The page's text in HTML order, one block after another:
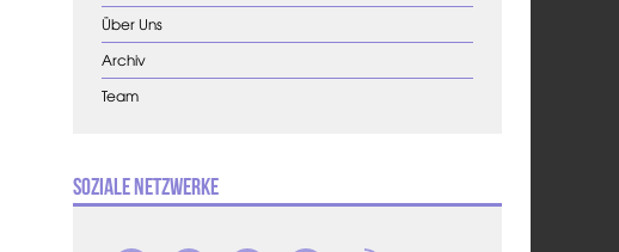
Über Uns
Archiv
Team
Soziale Netzwerke